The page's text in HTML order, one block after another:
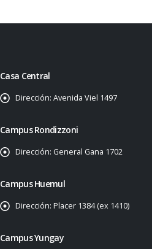
Casa Central
Dirección: Avenida Viel 1497
Campus Rondizzoni
Dirección: General Gana 1702
Campus Huemul
Dirección: Placer 1384 (ex 1410)
Campus Yungay